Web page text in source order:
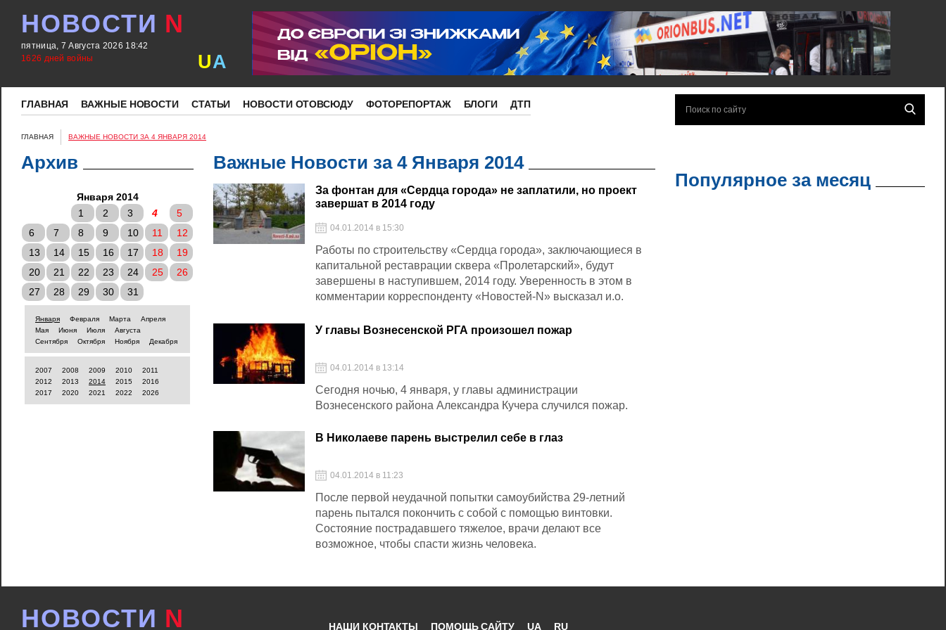
НОВОСТИ N
пятница, 7 Августа 2026 18:42
1626 дней войны
UA
ГЛАВНАЯ ВАЖНЫЕ НОВОСТИ СТАТЬИ НОВОСТИ ОТОВСЮДУ ФОТОРЕПОРТАЖ БЛОГИ ДТП
ГЛАВНАЯ ВАЖНЫЕ НОВОСТИ ЗА 4 ЯНВАРЯ 2014
Архив
Января 2014
1
2 3 4
5
6
7 8 9 10 11
12
13
14 15 16 17 18
19
20
21 22 23 24 25
26
27
28 29 30 31
Января Февраля Марта
Апреля
Мая
Июня Июля
Августа
Сентября
Октября Ноября Декабря
2007 2008 2009 2010
2011
2012
2013 2014 2015
2016
2017
2020 2021 2022 2026
Важные Новости за 4 Января 2014
За фонтан для «Сердца города» не заплатили, но проект
завершат в 2014 году
04.01.2014 в 15:30
Работы по строительству «Сердца города», заключающиеся в
капитальной реставрации сквера «Пролетарский», будут
завершены в наступившем, 2014 году. Уверенность в этом в
комментарии корреспонденту «Новостей-N» высказал и.о.
У главы Вознесенской РГА произошел пожар
04.01.2014 в 13:14
Сегодня ночью, 4 января, у главы администрации
Вознесенского района Александра Кучера случился пожар.
В Николаеве парень выстрелил себе в глаз
04.01.2014 в 11:23
После первой неудачной попытки самоубийства 29-летний
парень пытался покончить с собой с помощью винтовки.
Состояние пострадавшего тяжелое, врачи делают все
возможное, чтобы спасти жизнь человека.
Популярное за месяц
НОВОСТИ N НАШИ КОНТАКТЫ ПОМОЩЬ САЙТУ UA RU